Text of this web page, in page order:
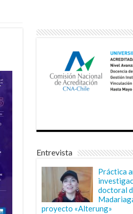
Entrevista
Práctica
doctoral
proyecto «Alterung»